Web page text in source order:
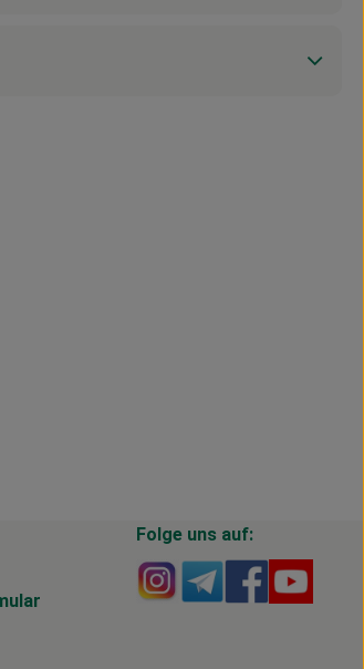
Folge uns auf:
Externer Link zu
Externer Link
Externer